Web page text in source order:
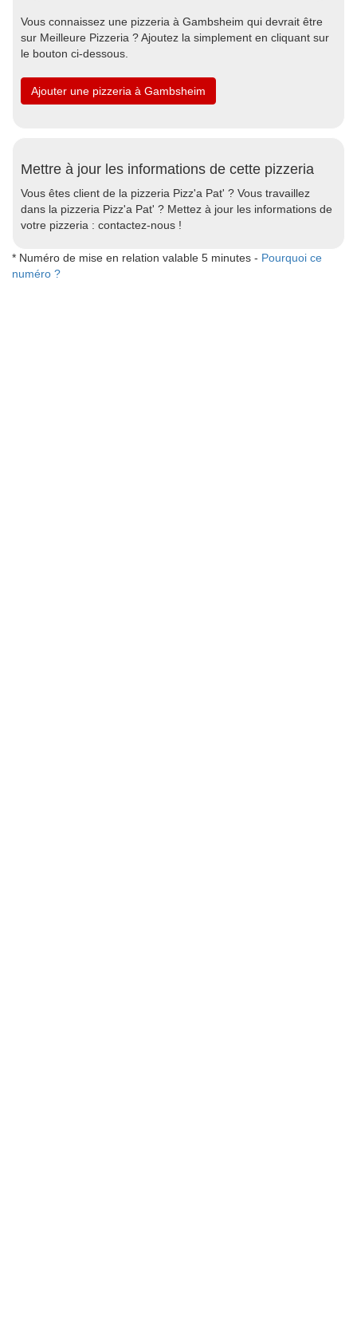
Vous connaissez une pizzeria à Gambsheim qui devrait être
sur Meilleure Pizzeria ? Ajoutez la simplement en cliquant sur
le bouton ci-dessous.
Ajouter une pizzeria à Gambsheim
Mettre à jour les informations de cette pizzeria
Vous êtes client de la pizzeria Pizz'a Pat' ? Vous travaillez
dans la pizzeria Pizz'a Pat' ? Mettez à jour les informations de
votre pizzeria : contactez-nous !
* Numéro de mise en relation valable 5 minutes - Pourquoi ce
numéro ?